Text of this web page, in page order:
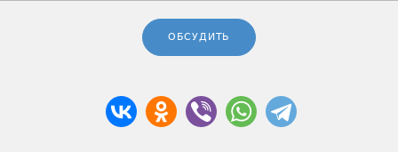
ОБСУДИТЬ